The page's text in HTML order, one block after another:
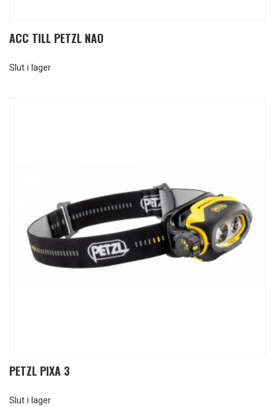
ACC TILL PETZL NAO
Slut i lager
PETZL PIXA 3
Slut i lager